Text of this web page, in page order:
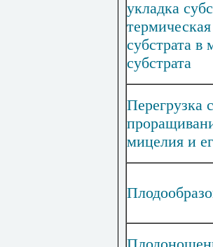
укладка
субстрата в
субстрата
Перегрузка
мицелия и